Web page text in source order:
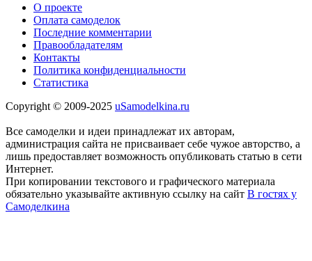
О проекте
Оплата самоделок
Последние комментарии
Правообладателям
Контакты
Политика конфиденциальности
Статистика
Copyright © 2009-2025 uSamodelkina.ru
Все самоделки и идеи принадлежат их авторам,
администрация сайта не присваивает себе чужое авторство, а
лишь предоставляет возможность опубликовать статью в сети
Интернет.
При копировании текстового и графического материала
обязательно указывайте активную ссылку на сайт В гостях у
Самоделкина